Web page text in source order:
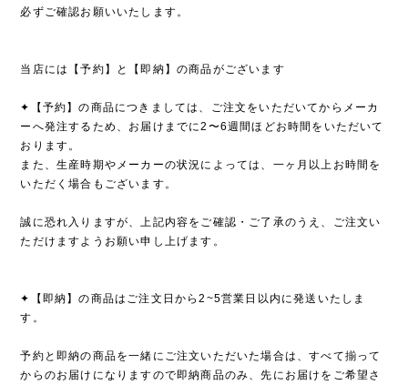
必ずご確認お願いいたします。
当店には【予約】と【即納】の商品がございます
✦【予約】の商品につきましては、ご注文をいただいてからメーカ
ーへ発注するため、お届けまでに2〜6週間ほどお時間をいただいて
おります。
また、生産時期やメーカーの状況によっては、一ヶ月以上お時間を
いただく場合もございます。
誠に恐れ入りますが、上記内容をご確認・ご了承のうえ、ご注文い
ただけますようお願い申し上げます。
✦【即納】の商品はご注文日から2~5営業日以内に発送いたしま
す。
予約と即納の商品を一緒にご注文いただいた場合は、すべて揃って
からのお届けになりますので即納商品のみ、先にお届けをご希望さ